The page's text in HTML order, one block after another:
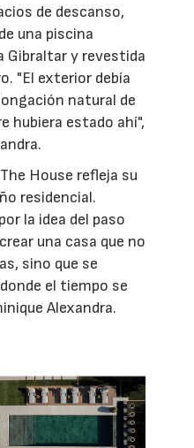
de descanso,
una piscina
Gibraltar y revestida
"El exterior debía
natural de
hubiera estado ahí",
House refleja su
residencial.
la idea del paso
una casa que no
sino que se
el tiempo se
Alexandra.